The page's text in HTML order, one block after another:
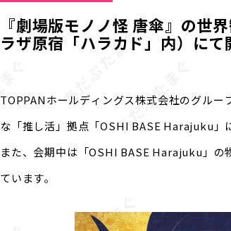
『劇場版モノノ怪 唐傘』の
ラザ原宿「ハラカド」内）にて
TOPPANホールディングス株式会社のグル
な「推し活」拠点「OSHI BASE Harajuku」
また、会期中は「OSHI BASE Harajuku」の
ています。